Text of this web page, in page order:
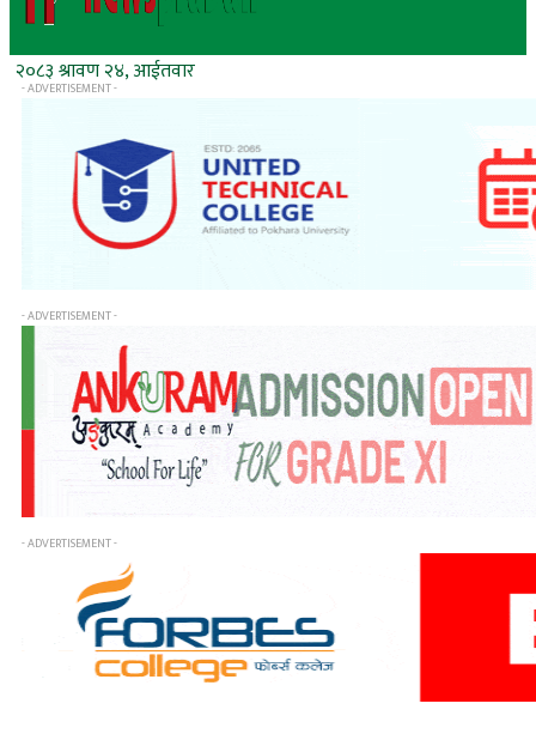
२०८३ श्रावण २४, आईतवार
- ADVERTISEMENT -
- ADVERTISEMENT -
- ADVERTISEMENT -